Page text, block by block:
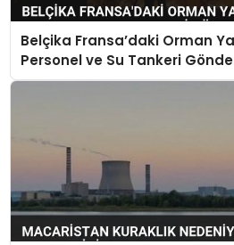
Belçika Fransa’daki Orman
Personel ve Su Tankeri